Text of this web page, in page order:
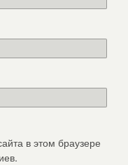
в этом браузере